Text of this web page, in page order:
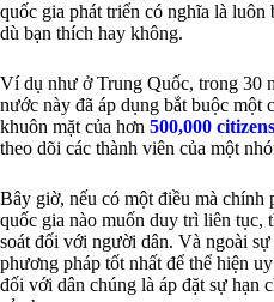
quốc gia phát triển có nghĩa là luôn
dù bạn thích hay không.
Ví dụ như ở Trung Quốc, trong 30
nước này đã áp dụng bắt buộc một
khuôn mặt của hơn 500,000 citizens
theo dõi các thành viên của một
Bây giờ, nếu có một điều mà chính
quốc gia nào muốn duy trì liên tục,
soát đối với người dân. Và ngoài sự
phương pháp tốt nhất để thể hiện
đối với dân chúng là áp đặt sự hạn